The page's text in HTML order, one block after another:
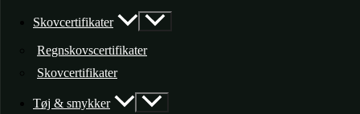
Skovcertifikater
Regnskovscertifikater
Skovcertifikater
Tøj & smykker